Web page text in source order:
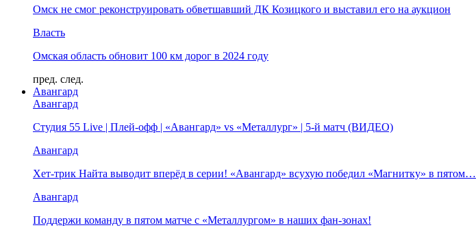
Омск не смог реконструировать обветшавший ДК Козицкого и выставил его на аукцион
Власть
Омская область обновит 100 км дорог в 2024 году
пред. след.
Авангард
Авангард
Студия 55 Live | Плей-офф | «Авангард» vs «Металлург» | 5-й матч (ВИДЕО)
Авангард
Хет-трик Найта выводит вперёд в серии! «Авангард» всухую победил «Магнитку» в пятом…
Авангард
Поддержи команду в пятом матче с «Металлургом» в наших фан-зонах!